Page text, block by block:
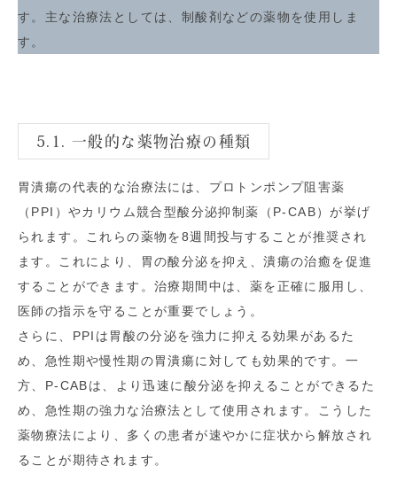
す。主な治療法としては、制酸剤などの薬物を使用しま
す。
5.1. 一般的な薬物治療の種類
胃潰瘍の代表的な治療法には、プロトンポンプ阻害薬
（PPI）やカリウム競合型酸分泌抑制薬（P-CAB）が挙げ
られます。これらの薬物を8週間投与することが推奨され
ます。これにより、胃の酸分泌を抑え、潰瘍の治癒を促進
することができます。治療期間中は、薬を正確に服用し、
医師の指示を守ることが重要でしょう。
さらに、PPIは胃酸の分泌を強力に抑える効果があるた
め、急性期や慢性期の胃潰瘍に対しても効果的です。一
方、P-CABは、より迅速に酸分泌を抑えることができるた
め、急性期の強力な治療法として使用されます。こうした
薬物療法により、多くの患者が速やかに症状から解放され
ることが期待されます。